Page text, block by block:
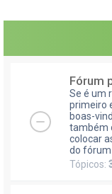
Fórum
Se é um
primeiro
boas-
também
colocar
do fórum
Tópicos: